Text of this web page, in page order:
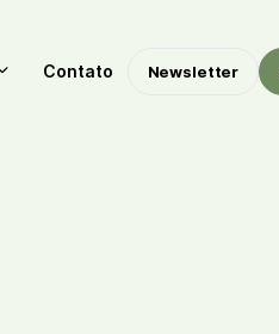
Contato Newsletter